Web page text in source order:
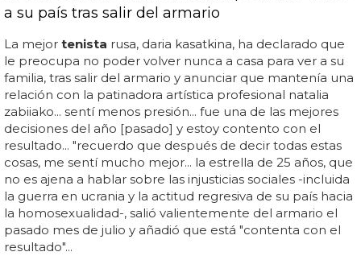
a su país tras salir del armario
La mejor tenista rusa, daria kasatkina, ha declarado que
le preocupa no poder volver nunca a casa para ver a su
familia, tras salir del armario y anunciar que mantenía una
relación con la patinadora artística profesional natalia
zabiiako... sentí menos presión... fue una de las mejores
decisiones del año [pasado] y estoy contento con el
resultado... "recuerdo que después de decir todas estas
cosas, me sentí mucho mejor... la estrella de 25 años, que
no es ajena a hablar sobre las injusticias sociales -incluida
la guerra en ucrania y la actitud regresiva de su país hacia
la homosexualidad-, salió valientemente del armario el
pasado mes de julio y añadió que está "contenta con el
resultado"...